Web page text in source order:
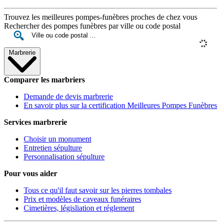
Trouvez les meilleures pompes-funèbres proches de chez vous
Rechercher des pompes funèbres par ville ou code postal
Marbrerie
Comparer les marbriers
Demande de devis marbrerie
En savoir plus sur la certification Meilleures Pompes Funèbres
Services marbrerie
Choisir un monument
Entretien sépulture
Personnalisation sépulture
Pour vous aider
Tous ce qu'il faut savoir sur les pierres tombales
Prix et modèles de caveaux funéraires
Cimetières, législiation et réglement